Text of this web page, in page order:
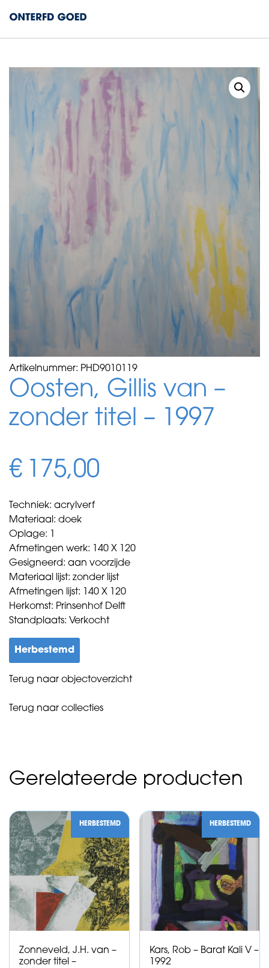
Artikelnummer: PHD9010119
Oosten, Gillis van –
zonder titel – 1997
€ 175,00
Techniek: acrylverf
Materiaal: doek
Oplage: 1
Afmetingen werk: 140 X 120
Gesigneerd: aan voorzijde
Materiaal lijst: zonder lijst
Afmetingen lijst: 140 X 120
Herkomst: Prinsenhof Delft
Standplaats: Verkocht
Herbestemd
Terug naar objectoverzicht
Terug naar collecties
Gerelateerde producten
HERBESTEMD
Zonneveld, J.H. van –
zonder titel –
HERBESTEMD
Kars, Rob – Barat Kali V –
1992